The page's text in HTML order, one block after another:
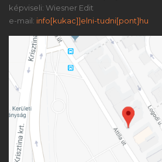
képviseli: Wiesner Edit
e-mail: info[kukac]]elni-tudni[pont]hu